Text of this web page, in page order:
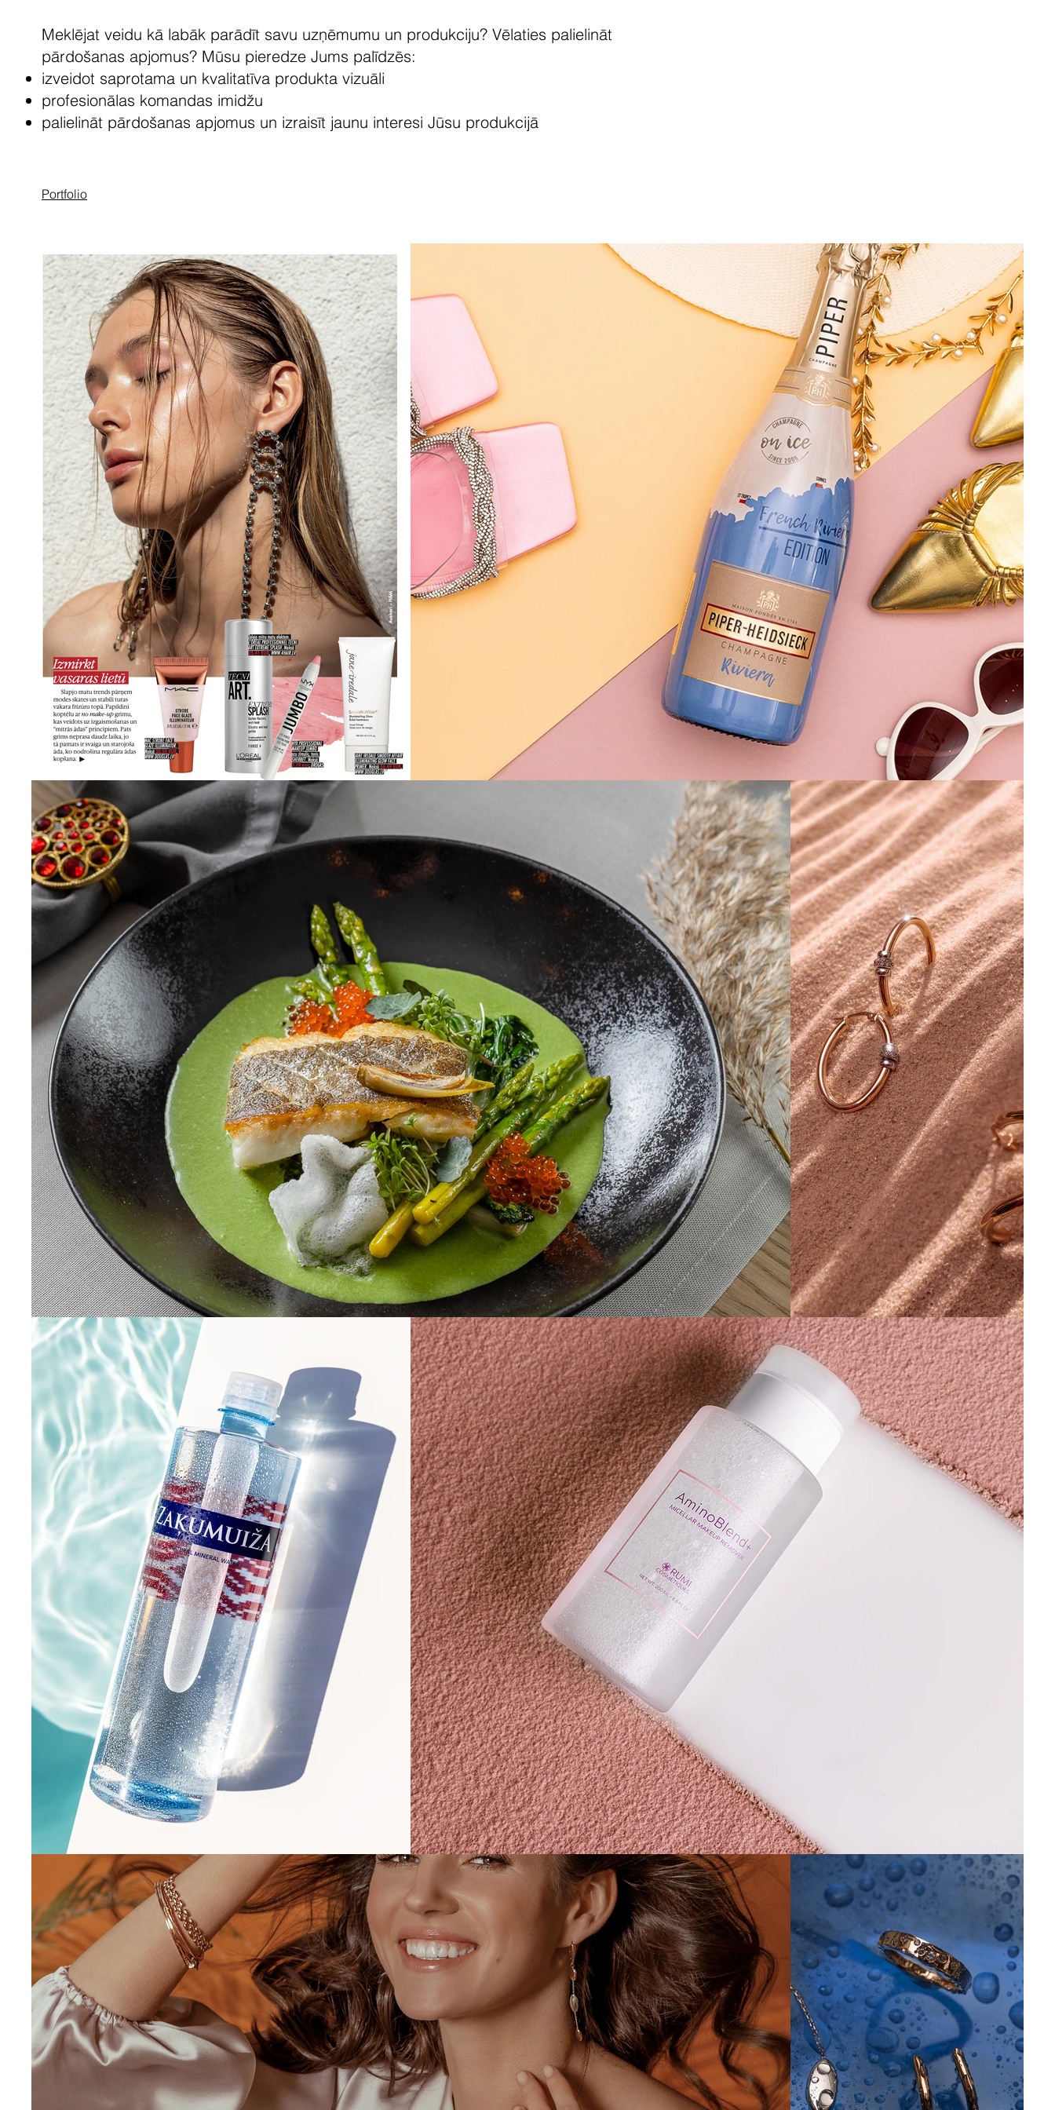
Meklējat veidu kā labāk parādīt savu uzņēmumu un produkciju? Vēlaties palielināt
pārdošanas apjomus? Mūsu pieredze Jums palīdzēs:
izveidot saprotama un kvalitatīva produkta vizuāli
profesionālas komandas imidžu
palielināt pārdošanas apjomus un izraisīt jaunu interesi Jūsu produkcijā ​
Portfolio